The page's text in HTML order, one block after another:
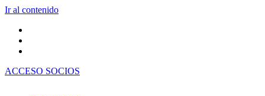
Ir al contenido
ACCESO SOCIOS